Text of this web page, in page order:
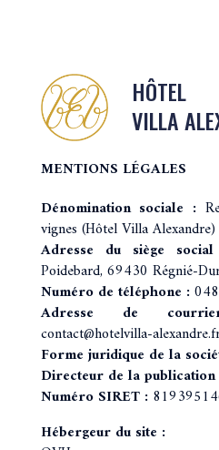
HÔTEL
VILLA
MENTIONS LÉGALES
Dénomination sociale :
vignes (Hôtel Villa Alexandre)
Adresse du siège
Poidebard, 69430 Régnié-
Numéro de téléphone :
Adresse de
contact@hotelvilla-
Forme juridique de la
Directeur de la
Numéro SIRET :
Hébergeur du site :